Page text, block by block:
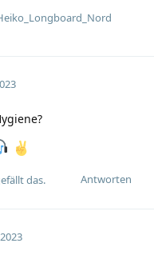
Antworten
das.